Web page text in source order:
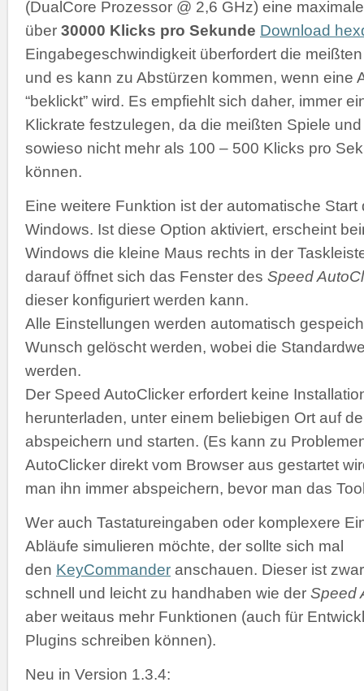
(DualCore Prozessor @ 2,6 GHz) eine
über 30000 Klicks pro Sekunde Download
Eingabegeschwindigkeit überfordert die
und es kann zu Abstürzen kommen, wenn eine
“beklickt” wird. Es empfiehlt sich daher, immer
Klickrate festzulegen, da die meißten Spiele
sowieso nicht mehr als 100 – 500 Klicks pro
können.
Eine weitere Funktion ist der automatische Start
Windows. Ist diese Option aktiviert, erscheint
Windows die kleine Maus rechts in der
darauf öffnet sich das Fenster des Speed
dieser konfiguriert werden kann.
Alle Einstellungen werden automatisch
Wunsch gelöscht werden, wobei die
werden.
Der Speed AutoClicker erfordert keine
herunterladen, unter einem beliebigen Ort auf
abspeichern und starten. (Es kann zu
AutoClicker direkt vom Browser aus gestartet
man ihn immer abspeichern, bevor man das
Wer auch Tastatureingaben oder komplexere
Abläufe simulieren möchte, der sollte sich mal
den KeyCommander anschauen. Dieser ist
schnell und leicht zu handhaben wie der Speed
aber weitaus mehr Funktionen (auch für
Plugins schreiben können).
Neu in Version 1.3.4: